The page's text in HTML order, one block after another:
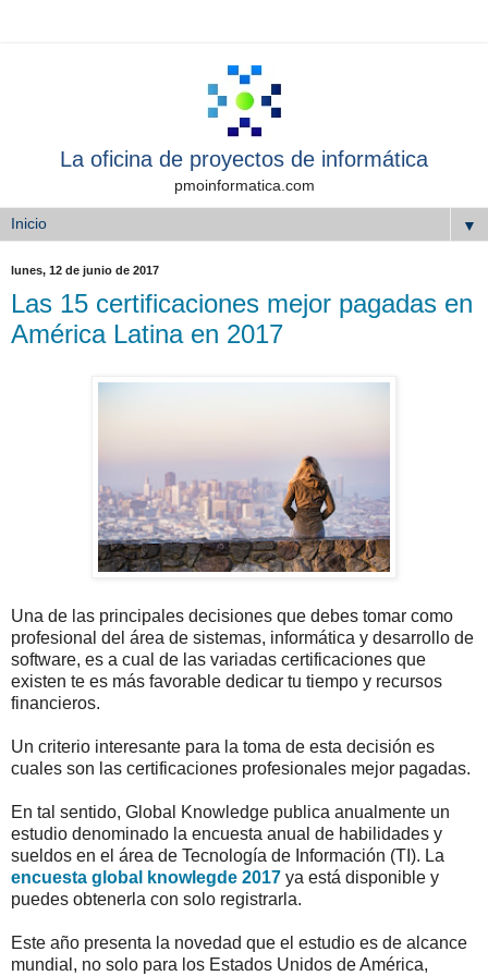
La oficina de proyectos de informática
pmoinformatica.com
▼
lunes, 12 de junio de 2017
Las 15 certificaciones mejor pagadas en
América Latina en 2017
Una de las principales decisiones que debes tomar como
profesional del área de sistemas, informática y desarrollo de
software, es a cual de las variadas certificaciones que
existen te es más favorable dedicar tu tiempo y recursos
financieros.
Un criterio interesante para la toma de esta decisión es
cuales son las certificaciones profesionales mejor pagadas.
En tal sentido, Global Knowledge publica anualmente un
estudio denominado la encuesta anual de habilidades y
sueldos en el área de Tecnología de Información (TI). La
encuesta global knowlegde 2017 ya está disponible y
puedes obtenerla con solo registrarla.
Este año presenta la novedad que el estudio es de alcance
mundial, no solo para los Estados Unidos de América,